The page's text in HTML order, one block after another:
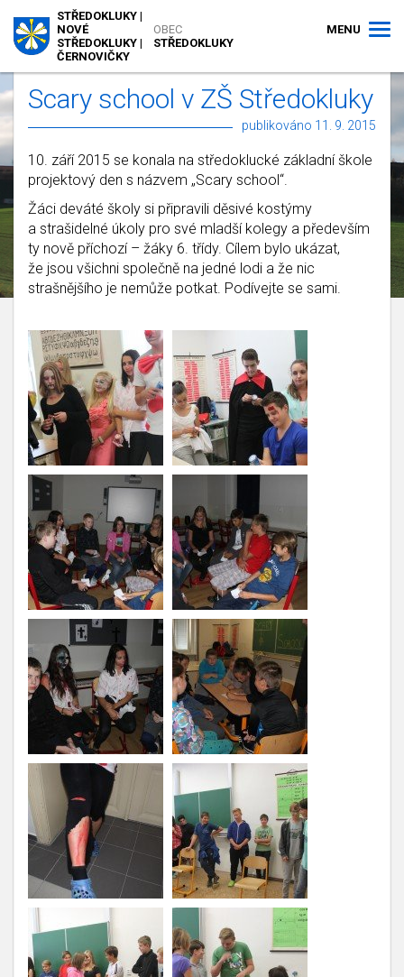
OBEC
STŘEDOKLUKY
STŘEDOKLUKY |
NOVÉ
STŘEDOKLUKY |
ČERNOVIČKY
MENU
Scary school v ZŠ Středokluky
publikováno 11. 9. 2015
10. září 2015 se konala na středoklucké základní škole
projektový den s názvem „Scary school“.
Žáci deváté školy si připravili děsivé kostýmy
a strašidelné úkoly pro své mladší kolegy a především
ty nově příchozí – žáky 6. třídy. Cílem bylo ukázat,
že jsou všichni společně na jedné lodi a že nic
strašnějšího je nemůže potkat. Podívejte se sami.